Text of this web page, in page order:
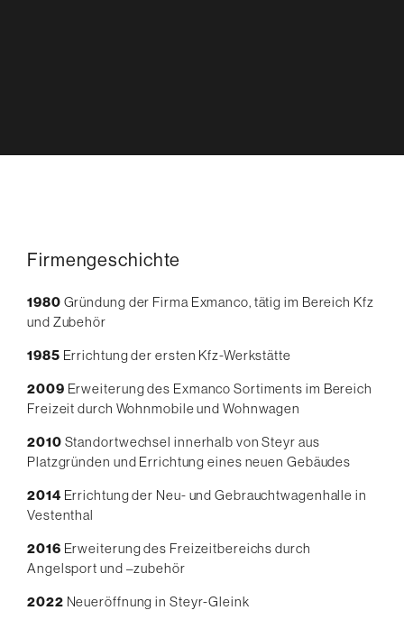
Firmengeschichte
1980 Gründung der Firma Exmanco, tätig im Bereich Kfz
und Zubehör
1985 Errichtung der ersten Kfz-Werkstätte
2009 Erweiterung des Exmanco Sortiments im Bereich
Freizeit durch Wohnmobile und Wohnwagen
2010 Standortwechsel innerhalb von Steyr aus
Platzgründen und Errichtung eines neuen Gebäudes
2014 Errichtung der Neu- und Gebrauchtwagenhalle in
Vestenthal
2016 Erweiterung des Freizeitbereichs durch
Angelsport und –zubehör
2022 Neueröffnung in Steyr-Gleink